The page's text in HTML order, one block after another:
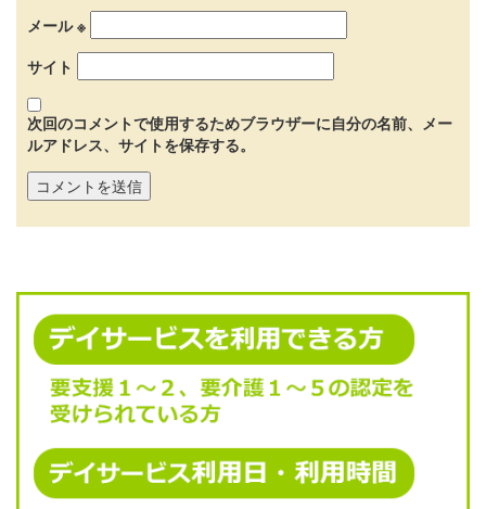
メール※
サイト
次回のコメントで使用するためブラウザーに自分の名前、メー
ルアドレス、サイトを保存する。